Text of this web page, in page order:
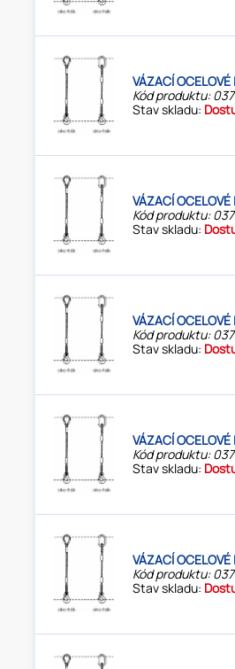
VÁZACÍ
Kód produktu:
Stav skladu:
VÁZACÍ
Kód produktu:
Stav skladu:
VÁZACÍ
Kód produktu:
Stav skladu:
VÁZACÍ
Kód produktu:
Stav skladu:
VÁZACÍ
Kód produktu:
Stav skladu: